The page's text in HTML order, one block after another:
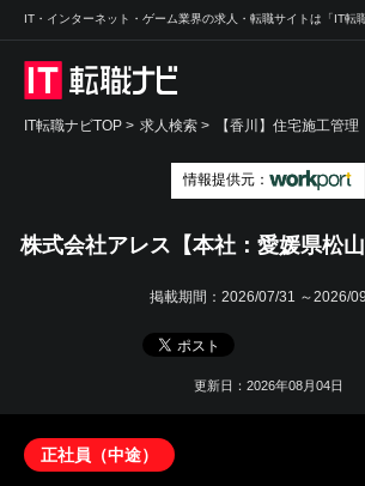
IT・インターネット・ゲーム業界の求人・転職サイトは「IT転
IT転職ナビTOP > 求人検索 > 【香川】住宅施工管
情報提供元：
株式会社アレス【本社：愛媛県松山
掲載期間： 2026/07/31 ～2026/
更新日：2026年08月04日
正社員（中途）